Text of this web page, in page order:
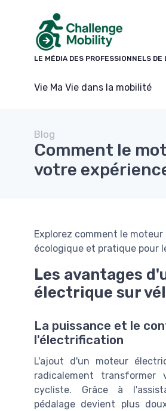
LE MÉDIA DES PROFESSIONNELS DE
Vie Ma Vie dans la mobilité
Blog
Comment le
votre
Explorez comment le
écologique et pratique pour
Les avantages
électrique sur
La puissance et le
l'électrification
L'ajout d'un moteur
radicalement transformer
cycliste. Grâce à
pédalage devient plus